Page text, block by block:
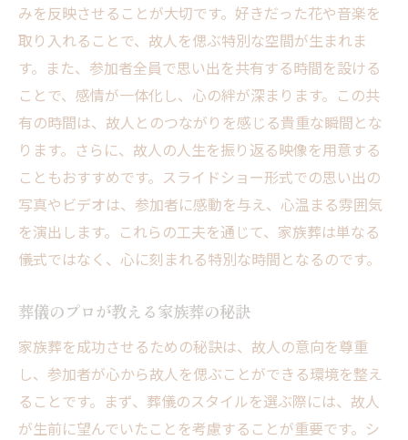
みを反映させることが大切です。好きだった花や音楽を
取り入れることで、故人を偲ぶ特別な空間が生まれま
す。また、参加者全員で思い出を共有する時間を設ける
ことで、感情が一体化し、心の絆が深まります。この共
有の時間は、故人とのつながりを感じる貴重な瞬間とな
ります。さらに、故人の人生を振り返る映像を用意する
こともおすすめです。スライドショー形式での思い出の
写真やビデオは、参加者に感動を与え、心温まる雰囲気
を演出します。これらの工夫を通じて、家族葬は単なる
儀式ではなく、心に刻まれる特別な時間となるのです。
葬儀のプロが教える家族葬の秘訣
家族葬を成功させるための秘訣は、故人の意向を尊重
し、参加者が心から故人を偲ぶことができる環境を整え
ることです。まず、葬儀のスタイルを選ぶ際には、故人
が生前に望んでいたことを考慮することが重要です。シ